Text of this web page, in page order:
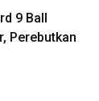
9 Ball
Perebutkan